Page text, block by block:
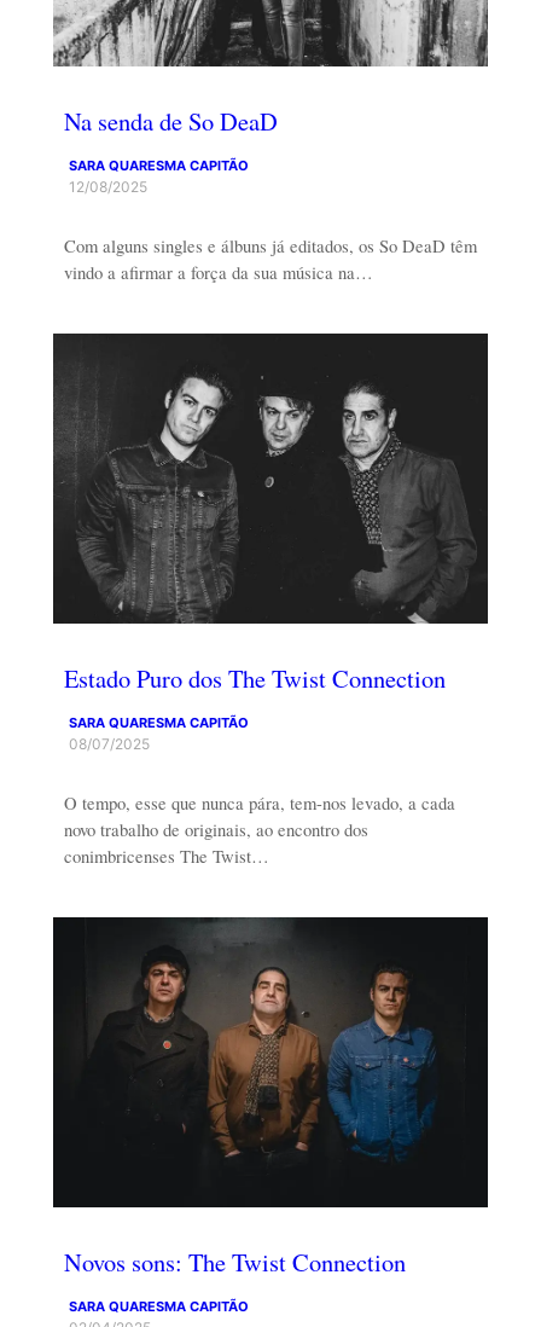
Na senda de So DeaD
SARA QUARESMA CAPITÃO
12/08/2025
Com alguns singles e álbuns já editados, os So DeaD têm
vindo a afirmar a força da sua música na…
Estado Puro dos The Twist Connection
SARA QUARESMA CAPITÃO
08/07/2025
O tempo, esse que nunca pára, tem-nos levado, a cada
novo trabalho de originais, ao encontro dos
conimbricenses The Twist…
Novos sons: The Twist Connection
SARA QUARESMA CAPITÃO